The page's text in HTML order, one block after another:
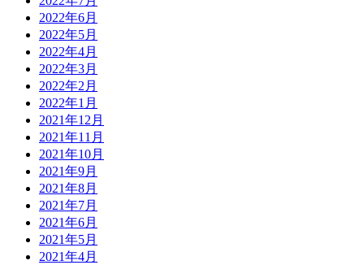
2022年6月
2022年5月
2022年4月
2022年3月
2022年2月
2022年1月
2021年12月
2021年11月
2021年10月
2021年9月
2021年8月
2021年7月
2021年6月
2021年5月
2021年4月